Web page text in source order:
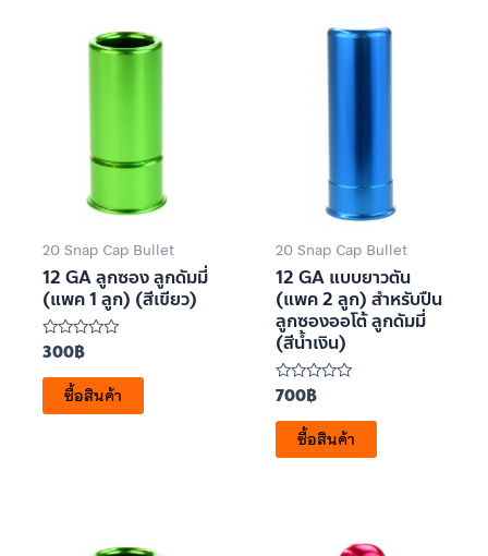
20 Snap Cap Bullet
12 GA ลูกซอง ลูกดัมมี่
(แพค 1 ลูก) (สีเขียว)
ให้
คะแนน
0
ตั้งแต่
5
300฿
ซื้อสินค้า
20 Snap Cap Bullet
12 GA แบบยาวตัน
(แพค 2 ลูก) สำหรับปืน
ลูกซองออโต้ ลูกดัมมี่
(สีน้ำเงิน)
ให้
คะแนน
0
ตั้งแต่
5
700฿
ซื้อสินค้า